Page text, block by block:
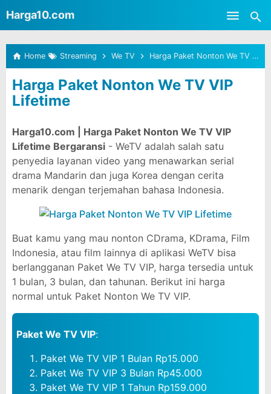
Harga10.com
Home Streaming We TV Harga Paket Nonton We TV VIP Lifetime
Harga Paket Nonton We TV VIP
Lifetime
Harga10.com | Harga Paket Nonton We TV VIP
Lifetime Bergaransi - WeTV adalah salah satu
penyedia layanan video yang menawarkan serial
drama Mandarin dan juga Korea dengan cerita
menarik dengan terjemahan bahasa Indonesia.
Buat kamu yang mau nonton CDrama, KDrama, Film
Indonesia, atau film lainnya di aplikasi WeTV bisa
berlangganan Paket We TV VIP, harga tersedia untuk
1 bulan, 3 bulan, dan tahunan. Berikut ini harga
normal untuk Paket Nonton We TV VIP.
Paket We TV VIP:
Paket We TV VIP 1 Bulan Rp15.000
Paket We TV VIP 3 Bulan Rp45.000
Paket We TV VIP 1 Tahun Rp159.000